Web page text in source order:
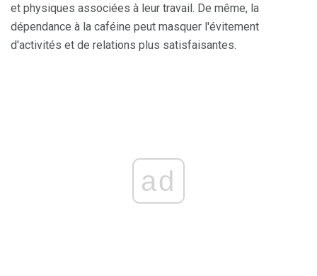
et physiques associées à leur travail. De même, la
dépendance à la caféine peut masquer l'évitement
d'activités et de relations plus satisfaisantes.
ad